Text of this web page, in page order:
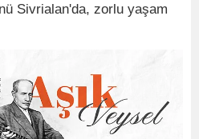
Sivrialan'da, zorlu yaşam